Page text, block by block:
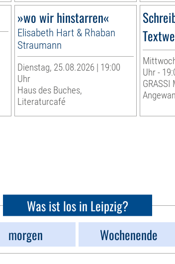
»wo wir hinstarren«
Elisabeth Hart & Rhaban
Straumann
Dienstag, 25.08.2026 | 19:00
Uhr
Haus des Buches,
Literaturcafé
Uhr -
Was ist los in Leipzig?
morgen Wochenende